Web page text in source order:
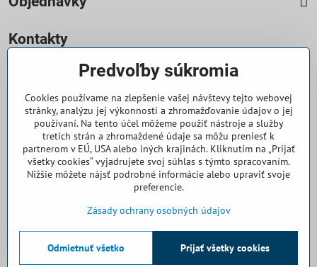
Kontakty
0918 708 070
objednavky​@casallia​.sk
+421 32 7443 844
+421 32 7445 133
Všetko k nákupu
©
Copyright
Predvoľby súkromiaZásady ochrany osobných údajov
Predvoľby súkromia
Cookies používame na zlepšenie vašej návštevy tejto webovej
stránky, analýzu jej výkonnosti a zhromažďovanie údajov o jej
používaní. Na tento účel môžeme použiť nástroje a služby
tretích strán a zhromaždené údaje sa môžu preniesť k
partnerom v EÚ, USA alebo iných krajinách. Kliknutím na „Prijať
všetky cookies“ vyjadrujete svoj súhlas s týmto spracovaním.
Nižšie môžete nájsť podrobné informácie alebo upraviť svoje
preferencie.
Zásady ochrany osobných údajov
Prijať všetky cookies
Odmietnuť všetko